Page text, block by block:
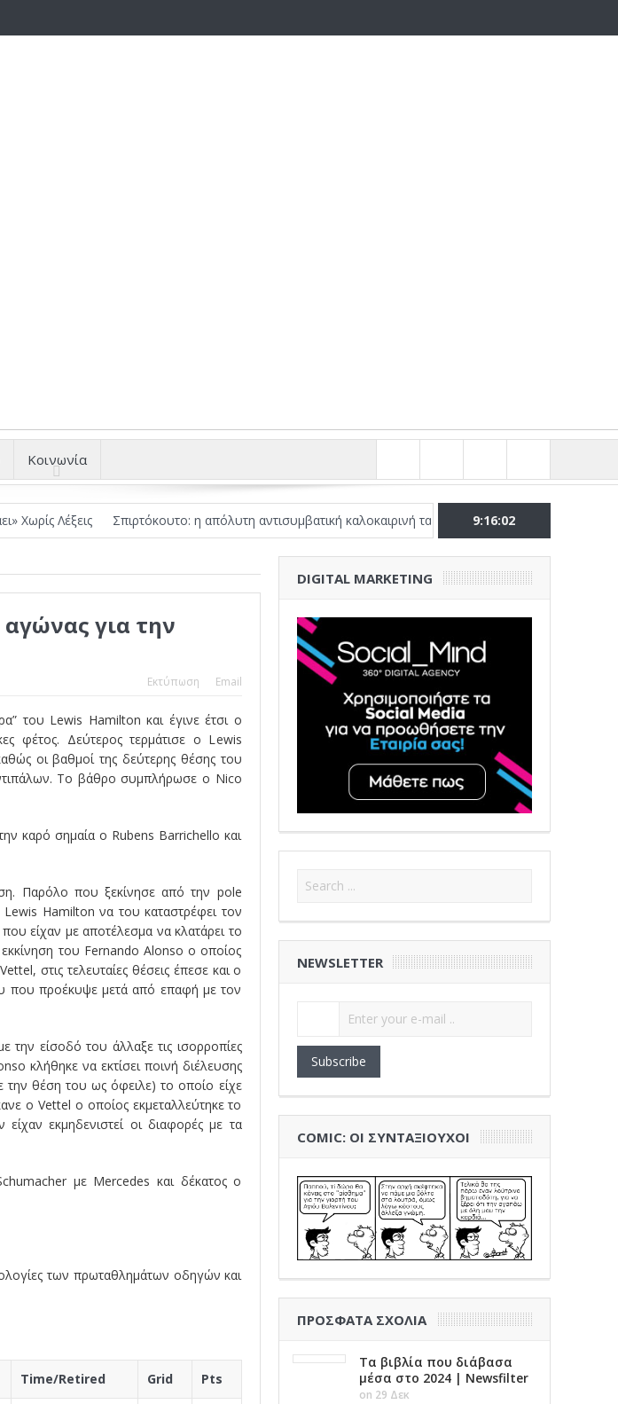
Κοινωνία
Σπιρτόκουτο: η απόλυτη αντισυμβατική καλοκαιρινή ταινία Το Top 5 της εβδομάδας #517
9:16:03
για την
Εκτύπωση Email
του Lewis Hamilton και έγινε έτσι ο
φέτος. Δεύτερος τερμάτισε ο Lewis
οι βαθμοί της δεύτερης θέσης του
Το βάθρο συμπλήρωσε ο Nico
καρό σημαία ο Rubens Barrichello και
Παρόλο που ξεκίνησε από την pole
Hamilton να του καταστρέφει τον
είχαν με αποτέλεσμα να κλατάρει το
του Fernando Alonso ο οποίος
στις τελευταίες θέσεις έπεσε και ο
που προέκυψε μετά από επαφή με τον
την είσοδό του άλλαξε τις ισορροπίες
κλήθηκε να εκτίσει ποινή διέλευσης
την θέση του ως όφειλε) το οποίο είχε
ο Vettel ο οποίος εκμεταλλεύτηκε το
εκμηδενιστεί οι διαφορές με τα
με Mercedes και δέκατος ο
των πρωταθλημάτων οδηγών και
Time/Retired Grid Pts
DIGITAL MARKETING
NEWSLETTER
Subscribe
COMIC: ΟΙ ΣΥΝΤΑΞΙΟΎΧΟΙ
ΠΡΌΣΦΑΤΑ ΣΧΌΛΙΑ
Τα βιβλία που διάβασα
μέσα στο 2024 | Newsfilter
on 29 Δεκ